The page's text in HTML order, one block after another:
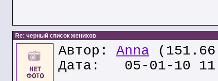
Re: черный список женихов
Автор: Anna
Дата: 05-01-10